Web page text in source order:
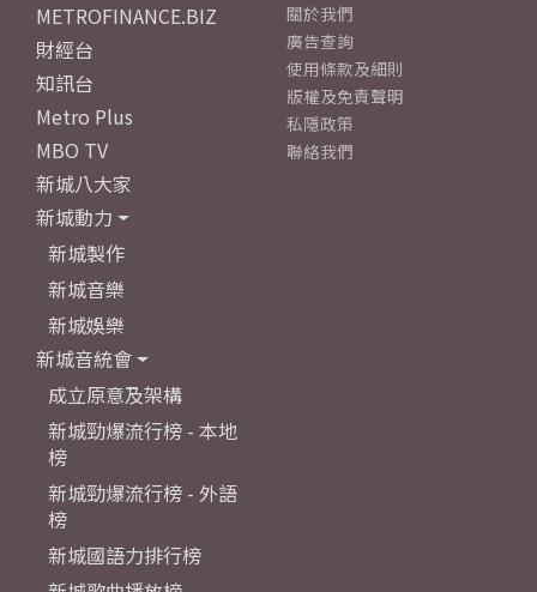
METROFINANCE.BIZ
財經台
知訊台
Metro Plus
MBO TV
新城八大家
新城動力
新城製作
新城音樂
新城娛樂
新城音統會
成立原意及架構
新城勁爆流行榜 - 本地
榜
新城勁爆流行榜 - 外語
榜
新城國語力排行榜
關於我們
廣告查詢
使用條款及細則
版權及免責聲明
私隱政策
聯絡我們